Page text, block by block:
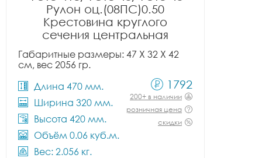
Рулон оц.(08ПС)0.50
Крестовина круглого
сечения центральная
Габаритные размеры: 47 X 32 X 42
см, вес 2056 гр.
Длина 470 мм.
Ширина 320 мм.
Высота 420 мм.
Объём 0.06 куб.м.
Вес: 2.056 кг.
1792
200+ в наличии
розничная цена
скидки